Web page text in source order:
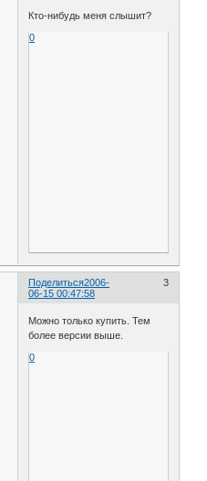
Кто-нибудь меня слышит?
0
Поделиться 3
2006-
06-15 00:47:58
Можно только купить. Тем
более версии выше.
0